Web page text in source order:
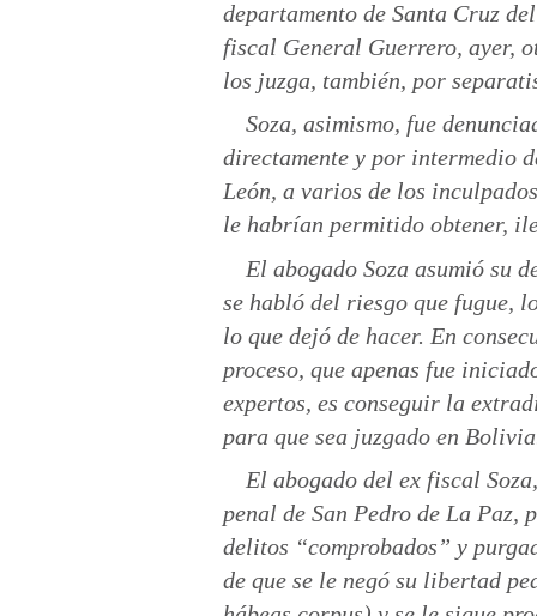
departamento de Santa Cruz
fiscal General Guerrero, ayer,
los juzga, también, por
Soza, asimismo, fue
directamente y por intermedio
León, a varios de los
le habrían permitido obtener,
El abogado Soza asumió su
se habló del riesgo que fugue,
lo que dejó de hacer. En
proceso, que apenas fue
expertos, es conseguir la
para que sea juzgado en
El abogado del ex fiscal
penal de San Pedro de La Paz,
delitos “comprobados” y
de que se le negó su libertad